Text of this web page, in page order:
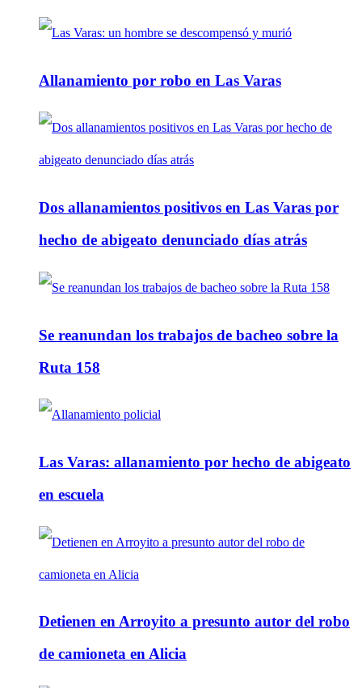
Allanamiento por robo en Las Varas
Dos allanamientos positivos en Las Varas por
hecho de abigeato denunciado días atrás
Se reanundan los trabajos de bacheo sobre la
Ruta 158
Las Varas: allanamiento por hecho de abigeato
en escuela
Detienen en Arroyito a presunto autor del robo
de camioneta en Alicia